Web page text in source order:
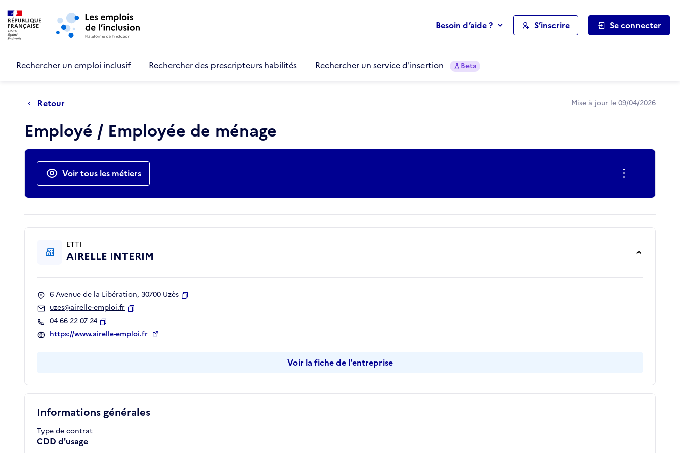
Aller au menu principal
Besoin d’aide ? S’inscrire Se connecter
Rechercher un emploi inclusif Rechercher des prescripteurs habilités Rechercher un service d'insertion Beta
Retour Mise à jour le 09/04/2026
Employé / Employée de ménage
Actions rapides
Voir tous les métiers
Informations générales
Type de contrat
CDD d'usage
ETTI
AIRELLE INTERIM
6 Avenue de la Libération, 30700 Uzès
uzes@airelle-emploi.fr
04 66 22 07 24
Copier
https://www.airelle-emploi.fr
Voir la fiche de l'entreprise